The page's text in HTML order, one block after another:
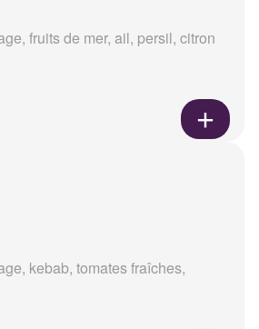
fruits de mer, ail, persil, citron
kebab, tomates fraîches,